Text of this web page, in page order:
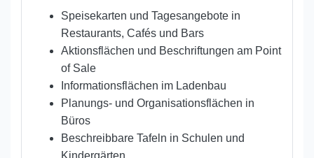
Speisekarten und Tagesangebote in
Restaurants, Cafés und Bars
Aktionsflächen und Beschriftungen am Point
of Sale
Informationsflächen im Ladenbau
Planungs- und Organisationsflächen in
Büros
Beschreibbare Tafeln in Schulen und